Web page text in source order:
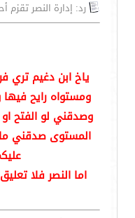
رد: إدارة النصر تقزم
ياخ ابن دغيم تري
ومستواه رايح فيها
وصدقني لو الفتح
المستوى صدقني